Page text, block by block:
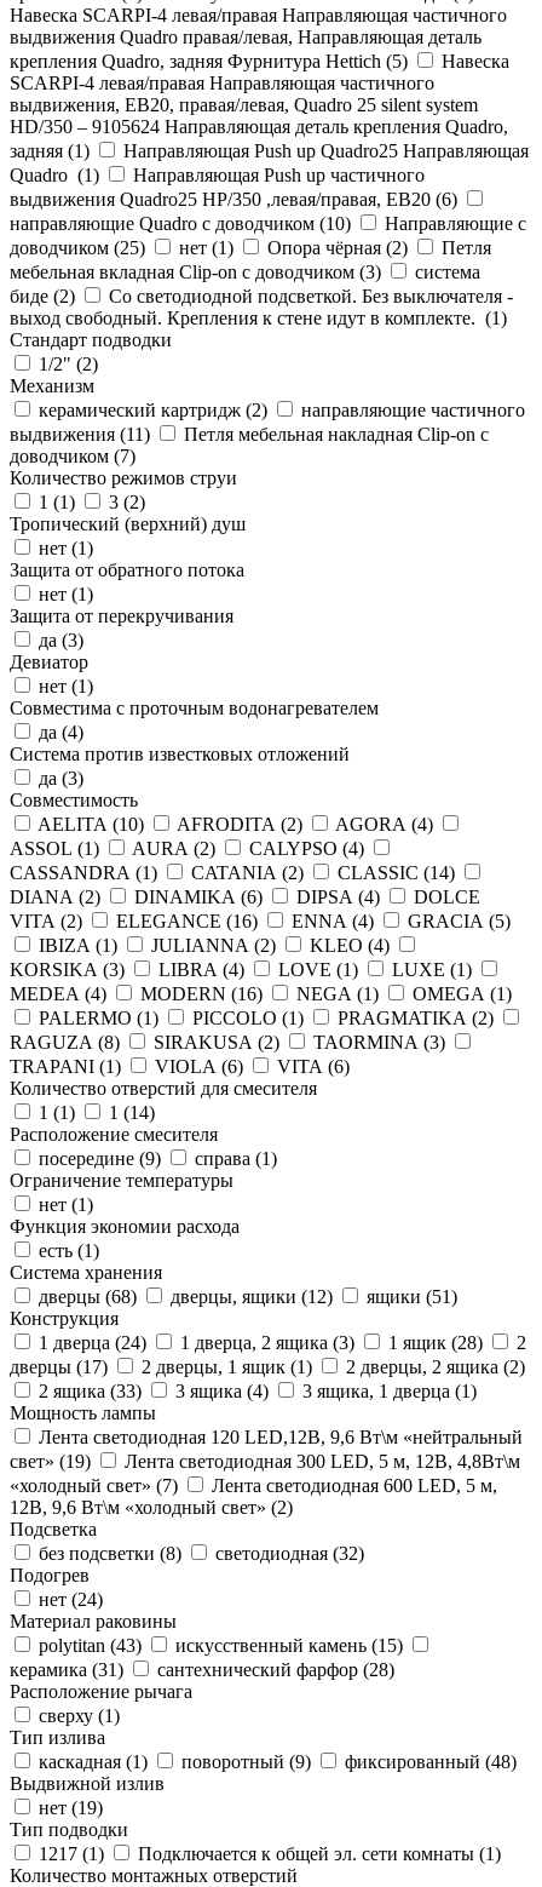
Навеска SCARPI-4 левая/правая Направляющая частичного
выдвижения Quadro правая/левая, Направляющая деталь
крепления Quadro, задняя Фурнитура Hettich (5)
Навеска
SCARPI-4 левая/правая Направляющая частичного
выдвижения, ЕВ20, правая/левая, Quadro 25 silent system
HD/350 – 9105624 Направляющая деталь крепления Quadro,
задняя (1)
Направляющая Push up Quadro25 Направляющая
Quadro (1)
Направляющая Push up частичного
выдвижения Quadro25 НР/350 ,левая/правая, ЕВ20 (6)
направляющие Quadro с доводчиком (10)
Направляющие с
доводчиком (25) нет (1) Опора чёрная (2)
Петля
мебельная вкладная Clip-on с доводчиком (3)
система
биде (2)
Со светодиодной подсветкой. Без выключателя -
выход свободный. Крепления к стене идут в комплекте. (1)
Стандарт подводки
1/2" (2)
Механизм
керамический картридж (2)
направляющие частичного
выдвижения (11)
Петля мебельная накладная Clip-on с
доводчиком (7)
Количество режимов струи
1 (1) 3 (2)
Тропический (верхний) душ
нет (1)
Защита от обратного потока
нет (1)
Защита от перекручивания
да (3)
Девиатор
нет (1)
Совместима с проточным водонагревателем
да (4)
Система против известковых отложений
да (3)
Совместимость
AELITA (10) AFRODITA (2) AGORA (4)
ASSOL (1) AURA (2) CALYPSO (4)
CASSANDRA (1) CATANIA (2) CLASSIC (14)
DIANA (2) DINAMIKA (6) DIPSA (4)
DOLCE
VITA (2) ELEGANCE (16) ENNA (4) GRACIA (5)
IBIZA (1) JULIANNA (2) KLEO (4)
KORSIKA (3) LIBRA (4) LOVE (1) LUXE (1)
MEDEA (4) MODERN (16) NEGA (1) OMEGA (1)
PALERMO (1) PICCOLO (1) PRAGMATIKA (2)
RAGUZA (8) SIRAKUSA (2) TAORMINA (3)
TRAPANI (1) VIOLA (6) VITA (6)
Количество отверстий для смесителя
1 (1) 1 (14)
Расположение смесителя
посередине (9) справа (1)
Ограничение температуры
нет (1)
Функция экономии расхода
есть (1)
Система хранения
дверцы (68) дверцы, ящики (12) ящики (51)
Конструкция
1 дверца (24) 1 дверца, 2 ящика (3) 1 ящик (28)
2
дверцы (17) 2 дверцы, 1 ящик (1) 2 дверцы, 2 ящика (2)
2 ящика (33) 3 ящика (4) 3 ящика, 1 дверца (1)
Мощность лампы
Лента светодиодная 120 LED,12В, 9,6 Вт\м «нейтральный
свет» (19)
Лента светодиодная 300 LED, 5 м, 12В, 4,8Вт\м
«холодный свет» (7)
Лента светодиодная 600 LED, 5 м,
12В, 9,6 Вт\м «холодный свет» (2)
Подсветка
без подсветки (8) светодиодная (32)
Подогрев
нет (24)
Материал раковины
polytitan (43) искусственный камень (15)
керамика (31) сантехнический фарфор (28)
Расположение рычага
сверху (1)
Тип излива
каскадная (1) поворотный (9) фиксированный (48)
Выдвижной излив
нет (19)
Тип подводки
1217 (1) Подключается к общей эл. сети комнаты (1)
Количество монтажных отверстий